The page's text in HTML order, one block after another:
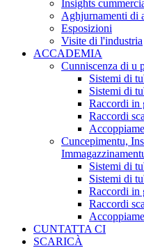
Insights
Aghjurnamenti di
Esposizioni
Visite di l'industria
ACCADEMIA
Cunniscenza di u
Sistemi di
Sistemi di
Raccordi in
Raccordi
Cuncepimentu,
Sistemi di
Sistemi di
Raccordi in
Raccordi
CUNTATTA CI
SCARICÀ